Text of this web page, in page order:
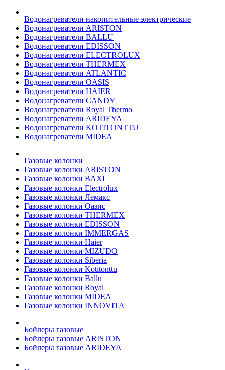
Водонагреватели накопительные электрические
Водонагреватели ARISTON
Водонагреватели BALLU
Водонагреватели EDISSON
Водонагреватели ELECTROLUX
Водонагреватели THERMEX
Водонагреватели ATLANTIC
Водонагреватели OASIS
Водонагреватели HAIER
Водонагреватели CANDY
Водонагреватели Royal Thermo
Водонагреватели ARIDEYA
Водонагреватели KOTITONTTU
Водонагреватели MIDEA
Газовые колонки
Газовые колонки ARISTON
Газовые колонки BAXI
Газовые колонки Electrolux
Газовые колонки Лемакс
Газовые колонки Оазис
Газовые колонки THERMEX
Газовые колонки EDISSON
Газовые колонки IMMERGAS
Газовые колонки Haier
Газовые колонки MIZUDO
Газовые колонки Siberia
Газовые колонки Kotitonttu
Газовые колонки Ballu
Газовые колонки Royal
Газовые колонки MIDEA
Газовые колонки INNOVITA
Бойлеры газовые
Бойлеры газовые ARISTON
Бойлеры газовые ARIDEYA